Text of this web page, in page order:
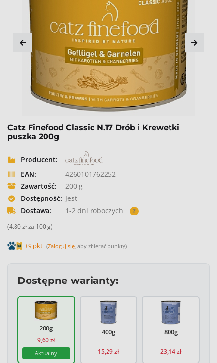
Catz Finefood Classic N.17 Drób i Krewetki
puszka 200g
Producent:
EAN:
4260101762252
Zawartość:
200 g
Dostępność: Jest
Dostawa:
1-2 dni roboczych. ?
(4.80 zł za 100 g)
+9 pkt (Zaloguj się , aby zbierać punkty)
Dostępne warianty:
200g
9,60 zł
Aktualny
400g
15,29 zł
Catz Finefood Classic N.17 Drób i
800g
23,14 zł
Catz Finefood